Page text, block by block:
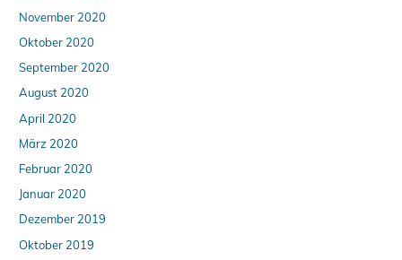
November 2020
Oktober 2020
September 2020
August 2020
April 2020
März 2020
Februar 2020
Januar 2020
Dezember 2019
Oktober 2019